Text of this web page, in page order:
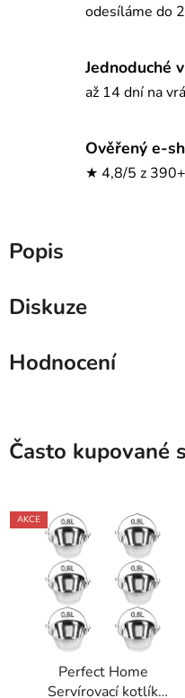
odesíláme do
Jednoduché
až 14 dní na
Ověřený e-
★ 4,8/5 z
Popis
Diskuze
Hodnocení
Často kupované
AKCE
Perfect Home
Servírovací kotlík